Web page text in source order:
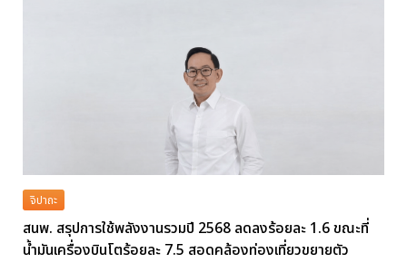
จิปาถะ
สนพ. สรุปการใช้พลังงานรวมปี 2568 ลดลงร้อยละ 1.6 ขณะที่
น้ำมันเครื่องบินโตร้อยละ 7.5 สอดคล้องท่องเที่ยวขยายตัว